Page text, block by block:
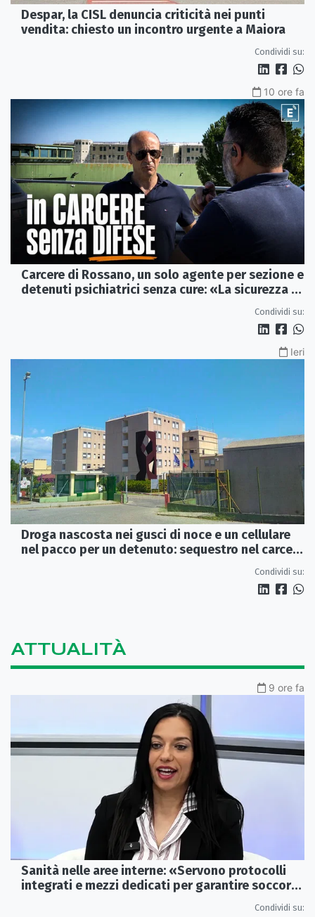
Despar, la CISL denuncia criticità nei punti
vendita: chiesto un incontro urgente a Maiora
Condividi su:
10 ore fa
Carcere di Rossano, un solo agente per sezione e
detenuti psichiatrici senza cure: «La sicurezza è
Condividi su:
Ieri
Droga nascosta nei gusci di noce e un cellulare
nel pacco per un detenuto: sequestro nel carcere
Condividi su:
ATTUALITÀ
9 ore fa
Sanità nelle aree interne: «Servono protocolli
integrati e mezzi dedicati per garantire soccorsi
Condividi su: